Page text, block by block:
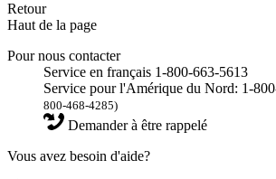
Retour
Haut de la page
Pour nous contacter
Service en français 1-800-663-5613
Service pour l'Amérique du Nord: 1-
800-468-4285)
Demander à être rappelé
Vous avez besoin d'aide?